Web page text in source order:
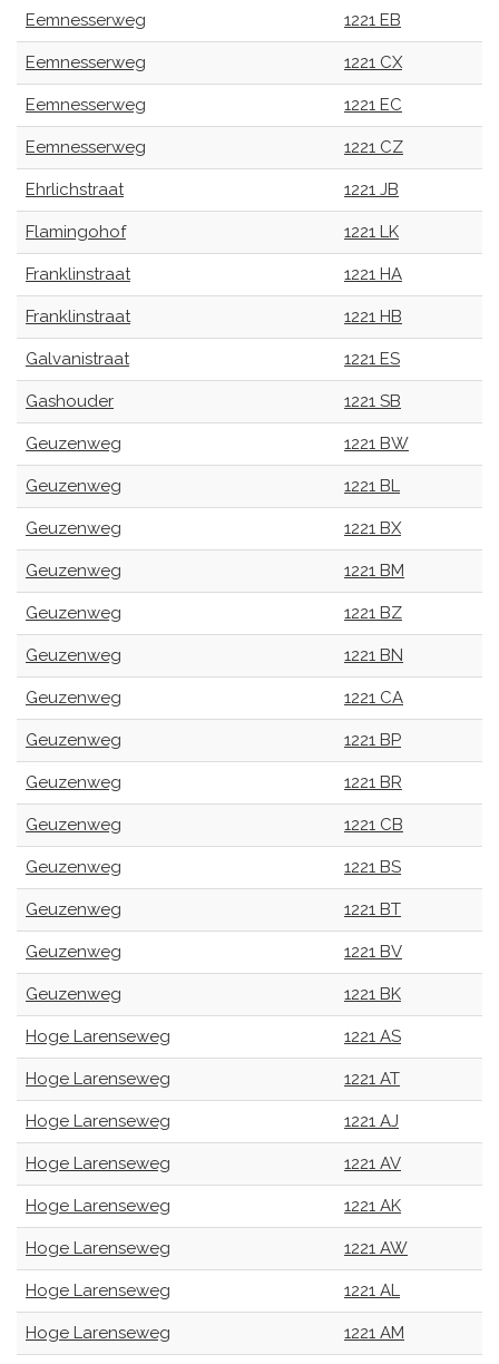
Eemnesserweg 1221 EB
Eemnesserweg 1221 CX
Eemnesserweg 1221 EC
Eemnesserweg 1221 CZ
Ehrlichstraat 1221 JB
Flamingohof 1221 LK
Franklinstraat 1221 HA
Franklinstraat 1221 HB
Galvanistraat 1221 ES
Gashouder 1221 SB
Geuzenweg 1221 BW
Geuzenweg 1221 BL
Geuzenweg 1221 BX
Geuzenweg 1221 BM
Geuzenweg 1221 BZ
Geuzenweg 1221 BN
Geuzenweg 1221 CA
Geuzenweg 1221 BP
Geuzenweg 1221 BR
Geuzenweg 1221 CB
Geuzenweg 1221 BS
Geuzenweg 1221 BT
Geuzenweg 1221 BV
Geuzenweg 1221 BK
Hoge Larenseweg 1221 AS
Hoge Larenseweg 1221 AT
Hoge Larenseweg 1221 AJ
Hoge Larenseweg 1221 AV
Hoge Larenseweg 1221 AK
Hoge Larenseweg 1221 AW
Hoge Larenseweg 1221 AL
Hoge Larenseweg 1221 AM